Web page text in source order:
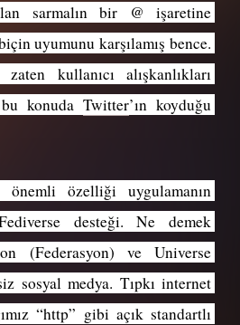
sarmalın bir @ işaretine
uyumunu karşılamış bence.
zaten kullanıcı alışkanlıkları
konuda Twitter’ın koyduğu
önemli özelliği uygulamanın
desteği. Ne demek
(Federasyon) ve Universe
sosyal medya. Tıpkı internet
“http” gibi açık standartlı